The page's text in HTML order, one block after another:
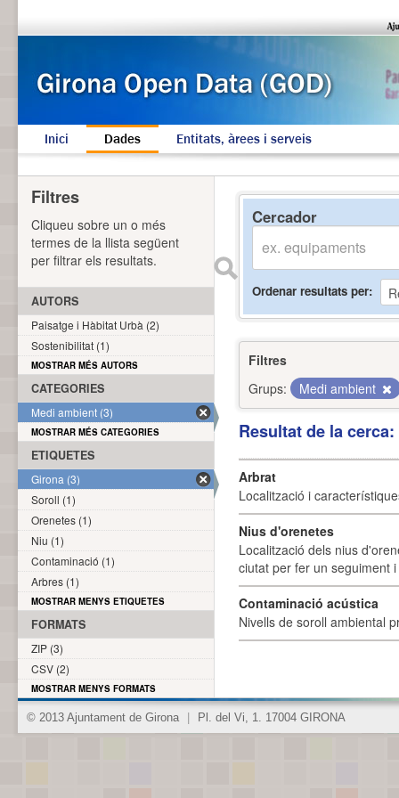
Inici Dades Entitats, àrees i serveis
Cercador
Ordenar resultats per
Filtres
Grups:
Medi ambient
Resultat de la
Arbrat
Localització i
Nius d'orenetes
Localització dels nius
ciutat per fer un seguiment
Contaminació acústica
Nivells de soroll ambiental
Filtres
Cliqueu sobre un o més
termes de la llista següent
per filtrar els resultats.
AUTORS
Paisatge i Hàbitat Urbà (2)
Sostenibilitat (1)
MOSTRAR MÉS AUTORS
CATEGORIES
Medi ambient (3)
MOSTRAR MÉS CATEGORIES
ETIQUETES
Girona (3)
Soroll (1)
Orenetes (1)
Niu (1)
Contaminació (1)
Arbres (1)
MOSTRAR MENYS ETIQUETES
FORMATS
ZIP (3)
CSV (2)
MOSTRAR MENYS FORMATS
© 2013 Ajuntament de Girona Pl. del Vi, 1. 17004 GIRONA